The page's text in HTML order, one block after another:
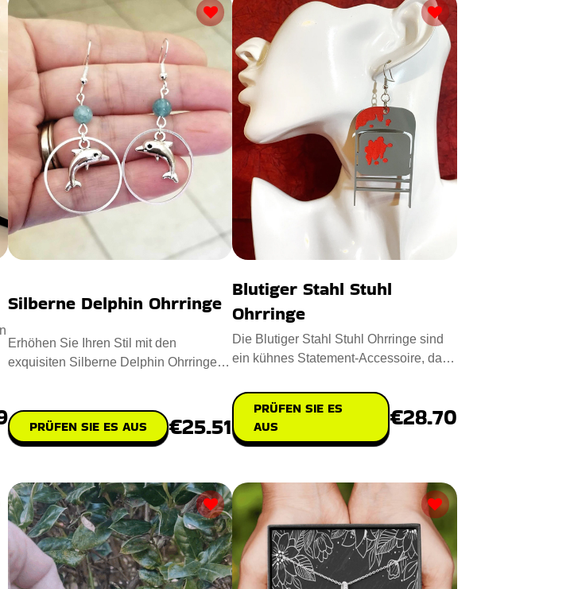
Silberne Delphin Ohrringe
Erhöhen Sie Ihren Stil mit den
exquisiten Silberne Delphin Ohrringe.
PRÜFEN SIE ES AUS €25.51
Blutiger Stahl Stuhl
Ohrringe
Die Blutiger Stahl Stuhl Ohrringe sind
ein kühnes Statement-Accessoire, das
PRÜFEN SIE ES
AUS
€28.70